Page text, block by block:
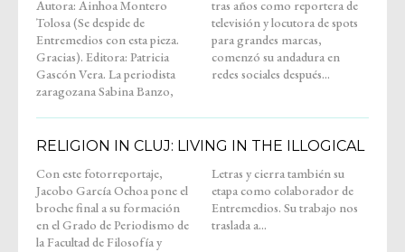
Autora: Ainhoa Montero
Tolosa (Se despide de
Entremedios con esta pieza.
Gracias). Editora: Patricia
Gascón Vera. La periodista
zaragozana Sabina Banzo,
tras años como reportera de
televisión y locutora de spots
para grandes marcas,
comenzó su andadura en
redes sociales después...
RELIGION IN CLUJ: LIVING IN THE ILLOGICAL
Con este fotorreportaje,
Jacobo García Ochoa pone el
broche final a su formación
en el Grado de Periodismo de
la Facultad de Filosofía y
Letras y cierra también su
etapa como colaborador de
Entremedios. Su trabajo nos
traslada a...